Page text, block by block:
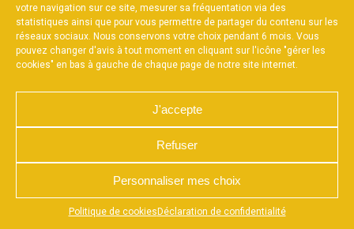
votre navigation sur ce site, mesurer sa fréquentation via des
statistiques ainsi que pour vous permettre de partager du contenu sur les
réseaux sociaux. Nous conservons votre choix pendant 6 mois. Vous
pouvez changer d'avis à tout moment en cliquant sur l'icône "gérer les
cookies" en bas à gauche de chaque page de notre site internet.
J'accepte
Refuser
Personnaliser mes choix
Politique de cookies Déclaration de confidentialité
Appuyez sur le bouton partager en bas de votre